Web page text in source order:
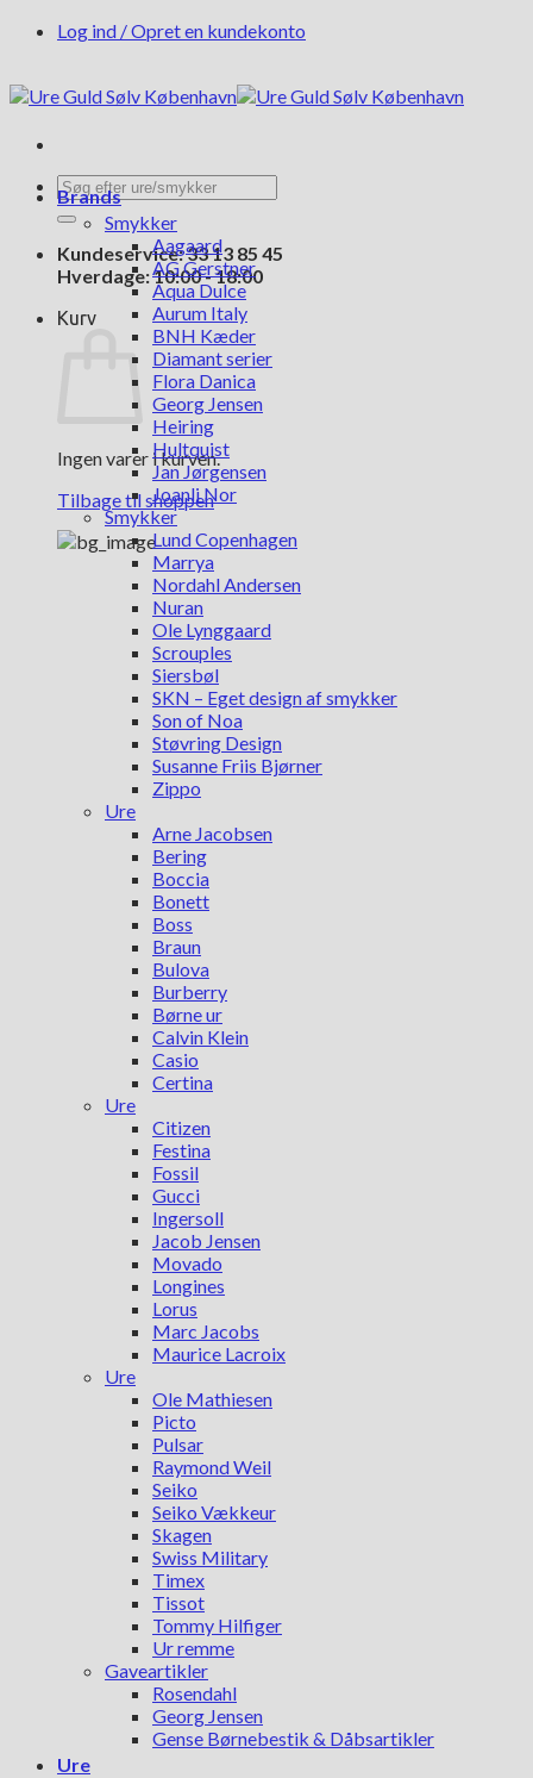
FortsætLog ind / Opret en kundekonto
Søg
efter:
Kundeservice: 33 13 85 45
Hverdage: 10:00 - 18:00
Kurv
Ingen varer i kurven.
Tilbage til shoppen
Brands
Smykker
Aagaard
AG Gerstner
Aqua Dulce
Aurum Italy
BNH Kæder
Diamant serier
Flora Danica
Georg Jensen
Heiring
Hultquist
Jan Jørgensen
Joanli Nor
Smykker
Lund Copenhagen
Marrya
Nordahl Andersen
Nuran
Ole Lynggaard
Scrouples
Siersbøl
SKN – Eget design af smykker
Son of Noa
Støvring Design
Susanne Friis Bjørner
Zippo
Ure
Arne Jacobsen
Bering
Boccia
Bonett
Boss
Braun
Bulova
Burberry
Børne ur
Calvin Klein
Casio
Certina
Ure
Citizen
Festina
Fossil
Gucci
Ingersoll
Jacob Jensen
Movado
Longines
Lorus
Marc Jacobs
Maurice Lacroix
Ure
Ole Mathiesen
Picto
Pulsar
Raymond Weil
Seiko
Seiko Vækkeur
Skagen
Swiss Military
Timex
Tissot
Tommy Hilfiger
Ur remme
Gaveartikler
Rosendahl
Georg Jensen
Gense Børnebestik & Dåbsartikler
Ure